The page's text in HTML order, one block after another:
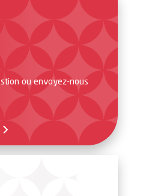
ou envoyez-nous